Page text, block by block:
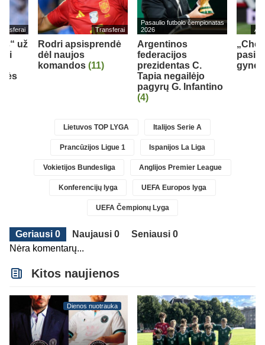
už
Transferai
Rodri apsisprendė
dėl naujos
komandos (11)
Pasaulio futbolo čempionatas
2026
Argentinos
federacijos
prezidentas C.
Tapia negailėjo
pagyrų G. Infantino
(4)
Lietuvos TOP LYGA Italijos Serie A
Prancūzijos Ligue 1 Ispanijos La Liga
Vokietijos Bundesliga Anglijos Premier League
Konferencijų lyga UEFA Europos lyga
UEFA Čempionų Lyga
Geriausi 0 Naujausi 0
Seniausi 0
Nėra komentarų...
Kitos naujienos
Dienos nuotrauka